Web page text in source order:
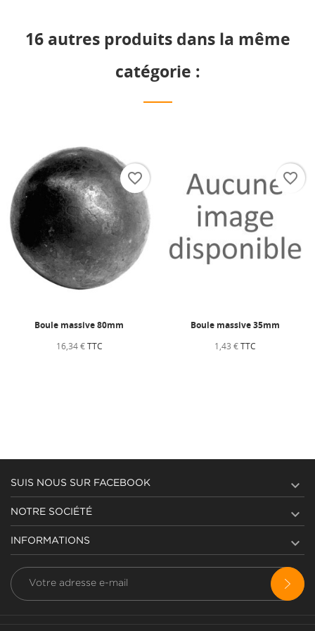
16 autres produits dans la même
catégorie :
Boule massive 80mm
16,34 €TTC
favorite_border
Boule massive 35mm
1,43 €TTC
favorite_border
SUIS NOUS SUR FACEBOOK 
NOTRE SOCIÉTÉ 
INFORMATIONS 